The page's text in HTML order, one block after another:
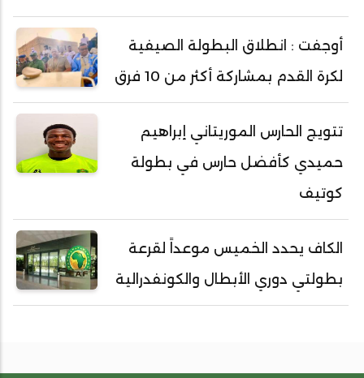
أوجفت : انطلاق البطولة الصيفية
لكرة القدم بمشاركة أكثر من 10 فرق
تتويج الحارس الموريتاني إبراهيم
حميدي كأفضل حارس في بطولة
كوتيف
الكاف يحدد الخميس موعداً لقرعة
بطولتي دوري الأبطال والكونفدرالية